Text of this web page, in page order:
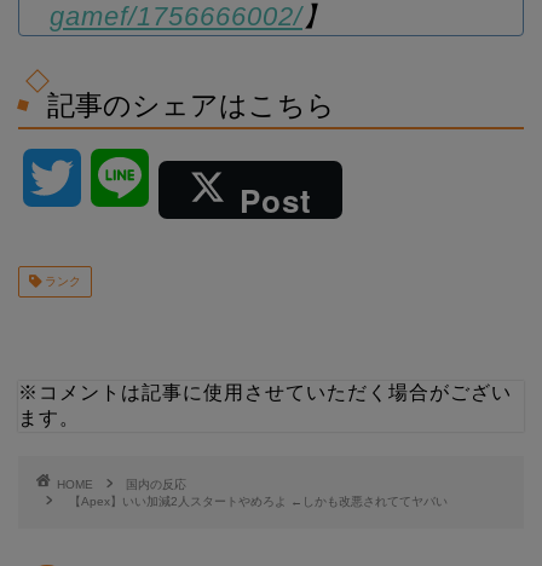
gamef/1756666002/】
記事のシェアはこちら
i
Post
ランク
※コメントは記事に使用させていただく場合がござい
ます。
HOME
国内の反応
【Apex】いい加減2人スタートやめろよ ←しかも改悪されててヤバい